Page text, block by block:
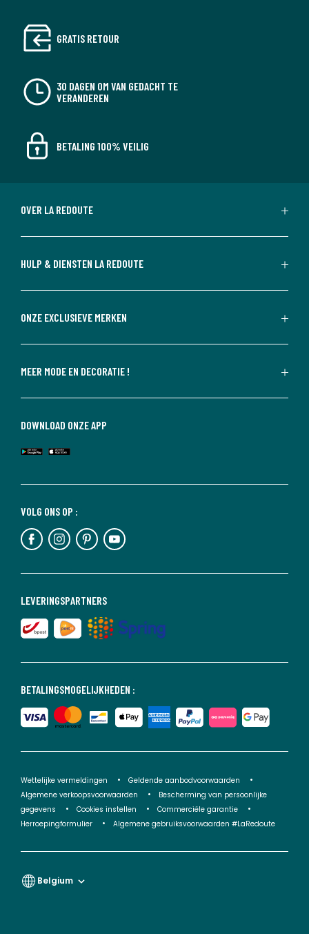
GRATIS RETOUR
30 DAGEN OM VAN GEDACHT TE
VERANDEREN
BETALING 100% VEILIG
OVER LA REDOUTE
HULP & DIENSTEN LA REDOUTE
ONZE EXCLUSIEVE MERKEN
MEER MODE EN DECORATIE !
BETALINGSMOGELIJKHEDEN :
LEVERINGSPARTNERS
VOLG ONS OP :
DOWNLOAD ONZE APP
Wettelijke vermeldingen
Geldende aanbodvoorwaarden
Algemene verkoopsvoorwaarden
Bescherming van persoonlijke
gegevens
Cookies instellen
Commerciële garantie
Herroepingformulier
Algemene gebruiksvoorwaarden #LaRedoute
Belgium